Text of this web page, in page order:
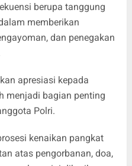
berupa tanggung
memberikan
dan penegakan
apresiasi kepada
menjadi bagian penting
Polri.
kenaikan pangkat
atas pengorbanan, doa,